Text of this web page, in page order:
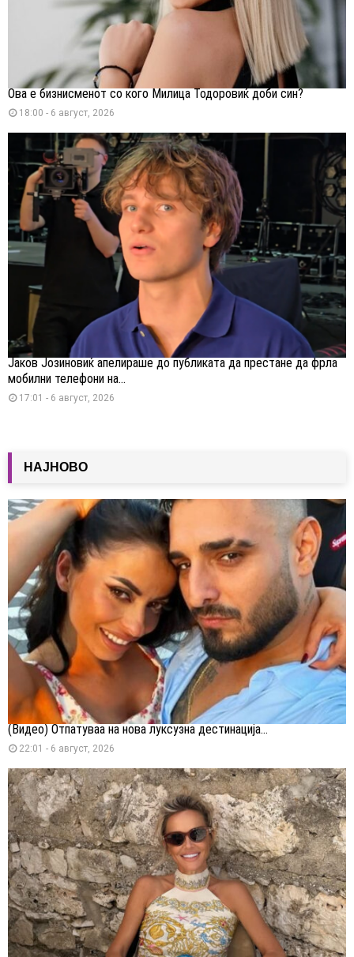
Ова е бизнисменот со кого Милица Тодоровиќ доби син?
18:00 - 6 август, 2026
Јаков Јозиновиќ апелираше до публиката да престане да фрла
мобилни телефони на...
17:01 - 6 август, 2026
НАЈНОВО
(Видео) Отпатуваа на нова луксузна дестинација...
22:01 - 6 август, 2026